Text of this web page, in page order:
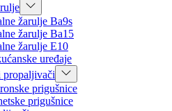
žarulje Ba9s
žarulje Ba15
žarulje E10
uređaje
propaljivači
prigušnice
prigušnice